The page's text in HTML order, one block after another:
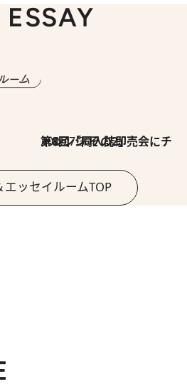
2026.7.30
第8回「同人誌即売会にチャレンジ その2」
エッセイルームTOP